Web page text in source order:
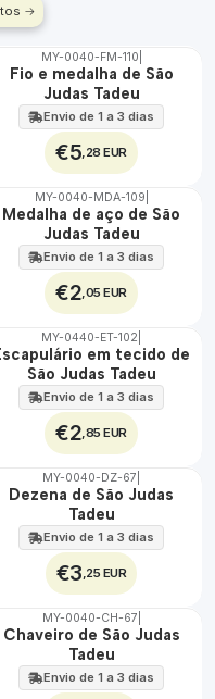
ÁGUA
MY-0040-FM-110
Fio e medalha de São
Judas Tadeu
Envio de 1 a 3 dias
€5 ,28 EUR
🇵🇹
ÁGUA
MY-0040-MDA-109
Medalha de aço de São
Judas Tadeu
Envio de 1 a 3 dias
€2 ,05 EUR
🇵🇹
100%
ÁGUA
MY-0440-ET-102
em tecido de
São Judas Tadeu
Envio de 1 a 3 dias
€2 ,85 EUR
🇵🇹
MY-0040-DZ-67
Dezena de São Judas
Tadeu
Envio de 1 a 3 dias
€3 ,25 EUR
🇵🇹
MY-0040-CH-67
Chaveiro de São Judas
Tadeu
Envio de 1 a 3 dias